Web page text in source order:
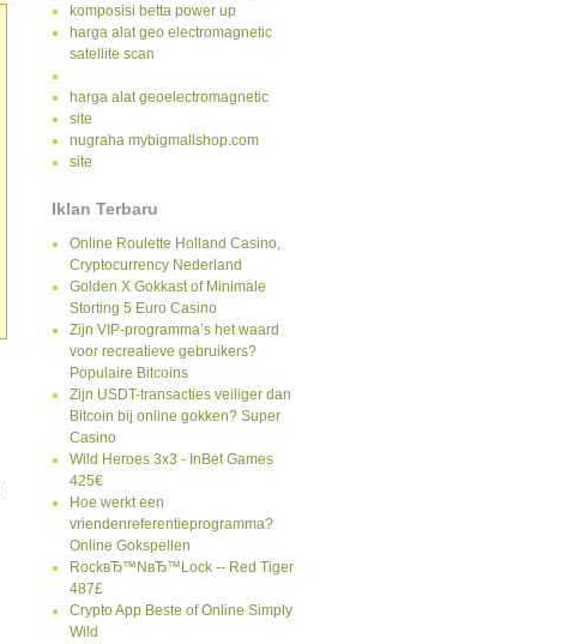
komposisi betta power up
harga alat geo electromagnetic
satellite scan
harga alat geoelectromagnetic
site
nugraha mybigmallshop.com
site
Iklan Terbaru
Online Roulette Holland Casino,
Cryptocurrency Nederland
Golden X Gokkast of Minimale
Storting 5 Euro Casino
Zijn VIP-programma’s het waard
voor recreatieve gebruikers?
Populaire Bitcoins
Zijn USDT-transacties veiliger dan
Bitcoin bij online gokken? Super
Casino
Wild Heroes 3x3 - InBet Games
425€
Hoe werkt een
vriendenreferentieprogramma?
Online Gokspellen
RockвЂ™NвЂ™Lock -- Red Tiger
487£
Crypto App Beste of Online Simply
Wild